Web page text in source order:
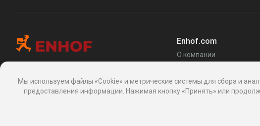
, 24, Макаренко, Сочи, Краснодарский
край 354003, Россия
Enhof.com
О компании
Блог
Мы используем файлы «Cookie» и метрические системы для сбора и
предоставления информации. Нажимая кнопку «Принять» или